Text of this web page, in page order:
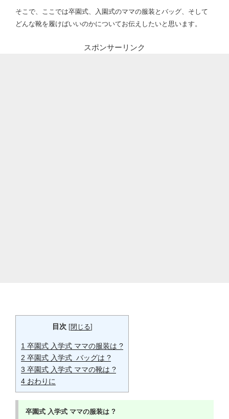
そこで、ここでは卒園式、入園式のママの服装とバッグ、そして
どんな靴を履けばいいのかについてお伝えしたいと思います。
スポンサーリンク
目次 [閉じる]
1 卒園式 入学式 ママの服装は ?
2 卒園式 入学式 バッグは ?
3 卒園式 入学式 ママの靴は ?
4 おわりに
卒園式 入学式 ママの服装は ?